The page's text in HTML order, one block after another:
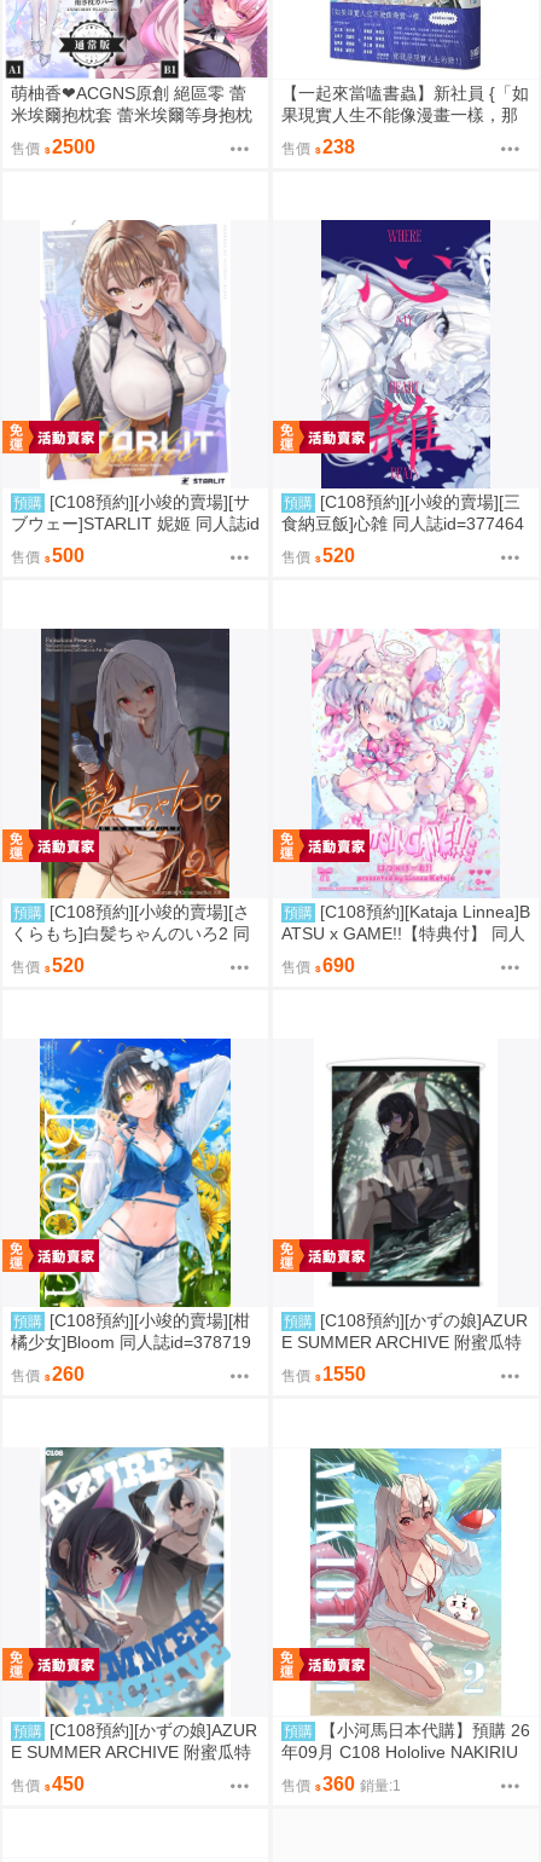
萌柚香❤ACGNS原創 絕區零 蕾
米埃爾抱枕套 蕾米埃爾等身抱枕
套 蕾米埃爾枕頭套 蕾米埃爾枕套
動漫等身抱枕套
售價 2500
【一起來當嗑書蟲】新社員 {「如
果現實人生不能像漫畫一樣，那
就是現實人生的錯！」}
售價 238
預購 [C108預約][小竣的賣場][サ
ブウェー]STARLIT 妮姬 同人誌id
=3785606
售價 500
預購 [C108預約][小竣的賣場][三
食納豆飯]心雑 同人誌id=377464
售價 520
預購 [C108預約][小竣的賣場][さ
くらもち]白髪ちゃんのいろ2 同
人誌id=3784093
售價 520
預購 [C108預約][Kataja Linnea]B
ATSU x GAME!!【特典付】 同人
誌id=3787280
售價 690
預購 [C108預約][小竣的賣場][柑
橘少女]Bloom 同人誌id=378719
8
售價 260
預購 [C108預約][かずの娘]AZUR
E SUMMER ARCHIVE 附蜜瓜特
典小卡+B2掛軸 蔚藍檔案 同人誌i
d=3726220
售價 1550
預購 [C108預約][かずの娘]AZUR
E SUMMER ARCHIVE 附蜜瓜特
典小卡 蔚藍檔案 同人誌id=3786
337
售價 450
預購
【小河馬日本代購】預購 26
年09月 C108 Hololive NAKIRIU
M2 繪師:李神の落書き場
售價 360 銷量:1